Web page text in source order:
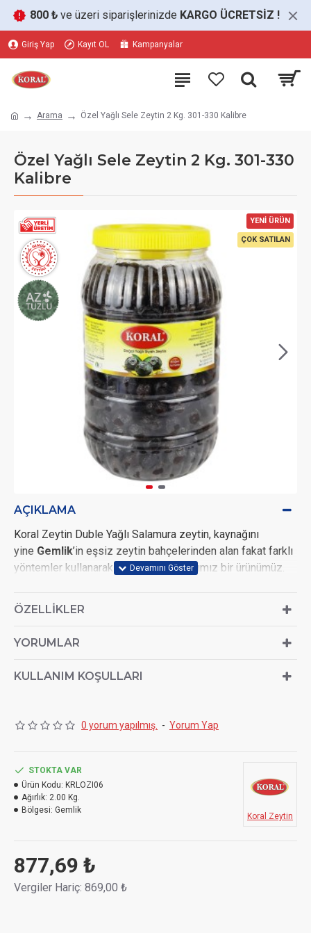
800 ₺ve üzeri siparişlerinizde KARGO ÜCRETSİZ !
Giriş Yap Kayıt OL Kampanyalar
Arama Özel Yağlı Sele Zeytin 2 Kg. 301-330 Kalibre
Özel Yağlı Sele Zeytin 2 Kg. 301-330
Kalibre
YENİ ÜRÜN
ÇOK SATILAN
AÇIKLAMA
Koral Zeytin Duble Yağlı Salamura zeytin, kaynağını
yine Gemlik’in eşsiz zeytin bahçelerinden alan fakat farklı
yöntemler kullanarak sofranıza taşıdığımız bir ürünümüz.
havuzlarına alıyoruz. Burada sadece kaya tuzu içeren su
çıkmasını sağlıyoruz.
Zeytini daha tuzlu ve etli tercih eden siz zeytin severlere
ÖZELLIKLER
YORUMLAR
KULLANIM KOŞULLARI
0 yorum yapılmış. - Yorum Yap
877,69 ₺
Vergiler Hariç: 869,00 ₺
STOKTA VAR
Ürün Kodu: KRLOZI06
Ağırlık: 2.00 Kg.
Bölgesi: Gemlik
Koral Zeytin